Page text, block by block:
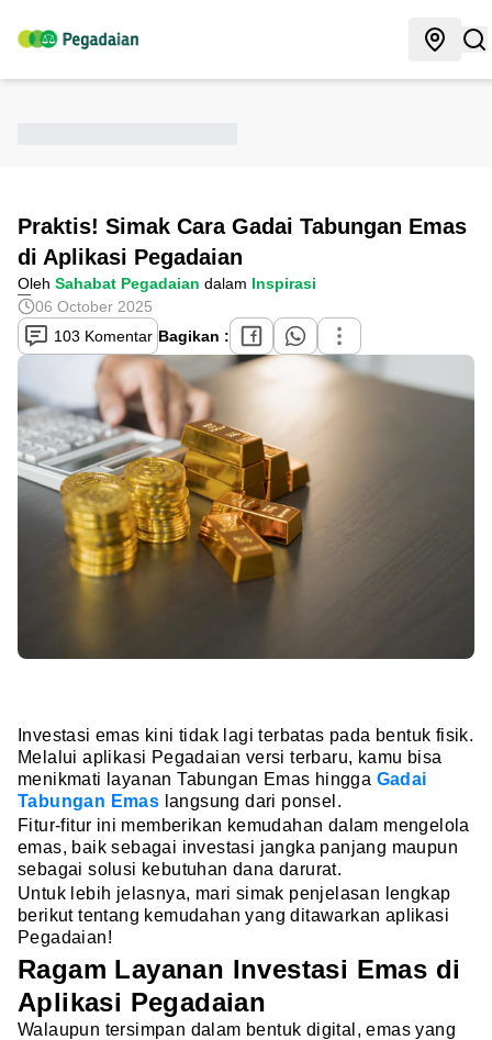
Praktis! Simak Cara Gadai Tabungan Emas
di Aplikasi Pegadaian
Oleh Sahabat Pegadaian dalam Inspirasi
06 October 2025
103 Komentar Bagikan :
Investasi emas kini tidak lagi terbatas pada bentuk fisik.
Melalui aplikasi Pegadaian versi terbaru, kamu bisa
menikmati layanan Tabungan Emas hingga Gadai
Tabungan Emas langsung dari ponsel.
Fitur-fitur ini memberikan kemudahan dalam mengelola
emas, baik sebagai investasi jangka panjang maupun
sebagai solusi kebutuhan dana darurat.
Untuk lebih jelasnya, mari simak penjelasan lengkap
berikut tentang kemudahan yang ditawarkan aplikasi
Pegadaian!
Ragam Layanan Investasi Emas di
Aplikasi Pegadaian
Walaupun tersimpan dalam bentuk digital, emas yang